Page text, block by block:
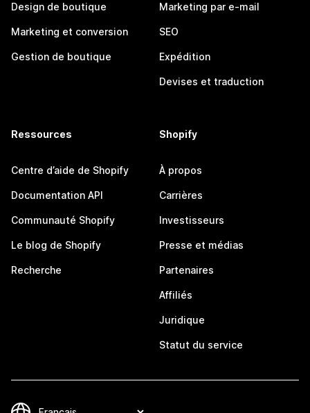
Design de boutique
Marketing et conversion
Gestion de boutique
Marketing par e-mail
SEO
Expédition
Devises et traduction
Ressources
Centre d’aide de Shopify
Documentation API
Communauté Shopify
Le blog de Shopify
Recherche
Shopify
À propos
Carrières
Investisseurs
Presse et médias
Partenaires
Affiliés
Juridique
Statut du service